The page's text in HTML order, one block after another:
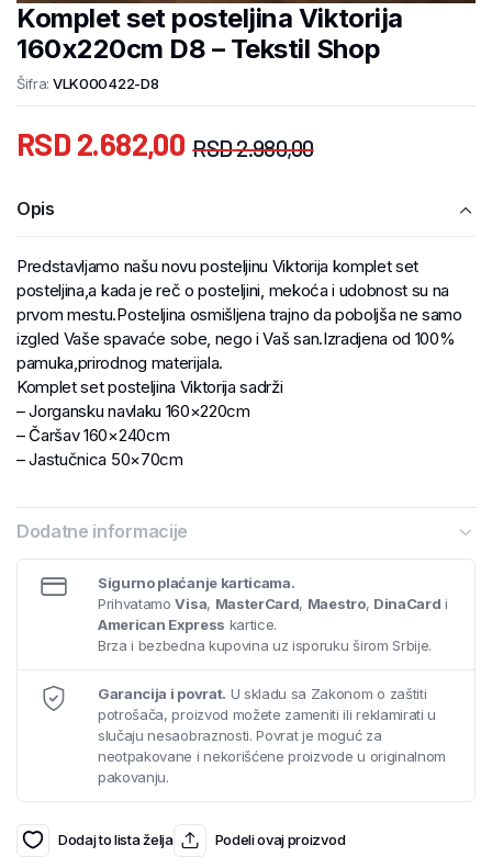
Komplet set posteljina Viktorija
160x220cm D8 – Tekstil Shop
Šifra: VLK000422-D8
RSD2.980,00
RSD 2.682,00
Opis
Predstavljamo našu novu posteljinu Viktorija komplet set
posteljina,a kada je reč o posteljini, mekoća i udobnost su na
prvom mestu.Posteljina osmišljena trajno da poboljša ne samo
izgled Vaše spavaće sobe, nego i Vaš san.Izradjena od 100%
pamuka,prirodnog materijala.
Komplet set posteljina Viktorija sadrži
– Jorgansku navlaku 160×220cm
– Čaršav 160×240cm
– Jastučnica 50×70cm
Dodatne informacije
Sigurno plaćanje karticama.
PrihvatamoVisa, MasterCard, Maestro, DinaCard i
American Express kartice.
Brza i bezbedna kupovina uz isporuku širom Srbije.
Garancija i povrat. U skladu sa Zakonom o zaštiti
potrošača, proizvod možete zameniti ili reklamirati u
slučaju nesaobraznosti. Povrat je moguć za
neotpakovane i nekorišćene proizvode u originalnom
pakovanju.
Dodaj to lista želja Podeli ovaj proizvod